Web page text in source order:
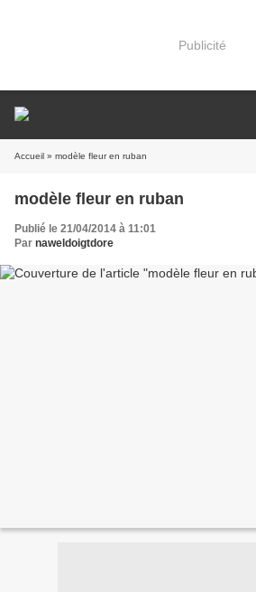
Publicité
Accueil » modèle fleur en ruban
modèle fleur en ruban
Publié le 21/04/2014 à 11:01
Par naweldoigtdore